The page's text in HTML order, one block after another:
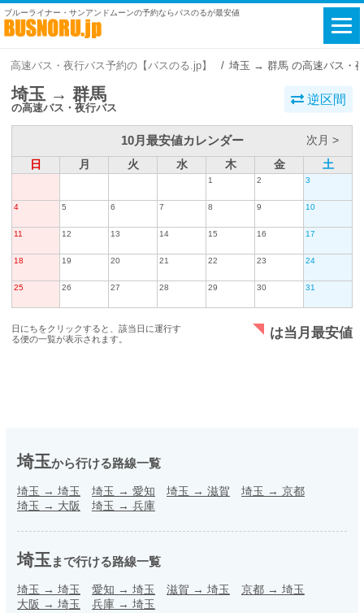
ブルーライナー・サンアンドムーンの予約ならバスのるが最安値
高速バス・夜行バス予約の【バスのる.jp】 埼玉 → 群馬 の高速バス・
埼玉 → 群馬
の高速バス・夜行バス
逆区間
10月最安値カレンダー
次月 >
日
月 火 水 木 金 土
1 2 3
4 5 6 7 8 9 10
11 12 13 14 15 16 17
18 19 20 21 22 23 24
25 26 27 28 29 30 31
日にちをクリックすると、該当日に運行す
る便の一覧が表示されます。
は当月最安値
埼玉から行ける路線一覧
埼玉 → 埼玉 埼玉 → 愛知 埼玉 → 滋賀 埼玉 → 京都
埼玉 → 大阪 埼玉 → 兵庫
埼玉 まで行ける路線一覧
埼玉 → 埼玉 愛知 → 埼玉 滋賀 → 埼玉 京都 → 埼玉
大阪 → 埼玉 兵庫 → 埼玉